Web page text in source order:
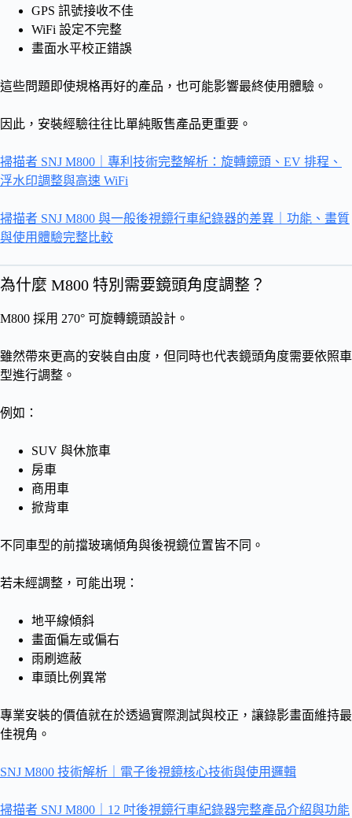
GPS 訊號接收不佳
WiFi 設定不完整
畫面水平校正錯誤
這些問題即使規格再好的產品，也可能影響最終使用體驗。
因此，安裝經驗往往比單純販售產品更重要。
掃描者 SNJ M800｜專利技術完整解析：旋轉鏡頭、EV 排程、
浮水印調整與高速 WiFi
掃描者 SNJ M800 與一般後視鏡行車紀錄器的差異｜功能、畫質
與使用體驗完整比較
為什麼 M800 特別需要鏡頭角度調整？
M800 採用 270° 可旋轉鏡頭設計。
雖然帶來更高的安裝自由度，但同時也代表鏡頭角度需要依照車
型進行調整。
例如：
SUV 與休旅車
房車
商用車
掀背車
不同車型的前擋玻璃傾角與後視鏡位置皆不同。
若未經調整，可能出現：
地平線傾斜
畫面偏左或偏右
雨刷遮蔽
車頭比例異常
專業安裝的價值就在於透過實際測試與校正，讓錄影畫面維持最
佳視角。
SNJ M800 技術解析｜電子後視鏡核心技術與使用邏輯
掃描者 SNJ M800｜12 吋後視鏡行車紀錄器完整產品介紹與功能